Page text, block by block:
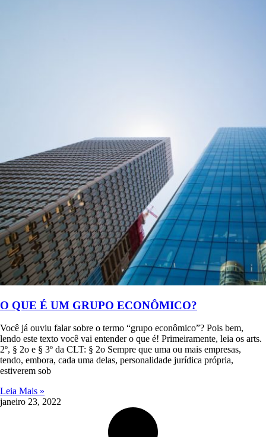
O QUE É UM GRUPO ECONÔMICO?
Você já ouviu falar sobre o termo “grupo econômico”? Pois bem,
lendo este texto você vai entender o que é! Primeiramente, leia os arts.
2º, § 2o e § 3º da CLT: § 2o Sempre que uma ou mais empresas,
tendo, embora, cada uma delas, personalidade jurídica própria,
estiverem sob
Leia Mais »
janeiro 23, 2022